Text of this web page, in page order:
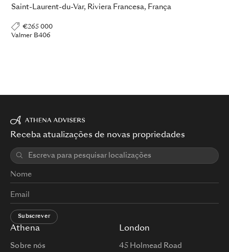
Saint-Laurent-du-Var, Riviera Francesa, França
€265 000
Valmer B406
Athena
Sobre nós
London
45 Holmead Road
Receba atualizações de novas propriedades
Subscrever